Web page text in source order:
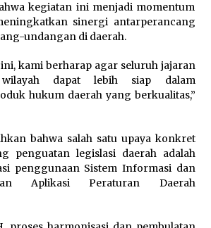
DPD Partai Gerakan Rakyat Kota
Tangerang Gelar Konsolidasi
8 Agustus 2026
kegiatan ini menjadi momentum
sinergi antarperancang
undangan di daerah.
kami berharap agar seluruh jajaran
dapat lebih siap dalam
hukum daerah yang berkualitas,”
bahwa salah satu upaya konkret
penguatan legislasi daerah adalah
penggunaan Sistem Informasi dan
Aplikasi Peraturan Daerah